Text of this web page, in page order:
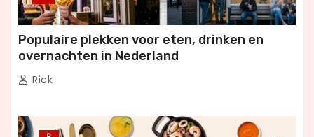
Populaire plekken voor eten, drinken en
overnachten in Nederland
Rick